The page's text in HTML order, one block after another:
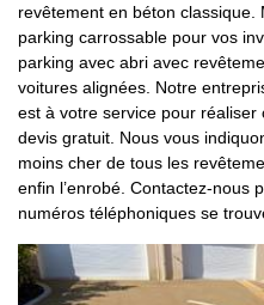
revêtement en béton
parking carrossable pour vos
parking avec abri avec
voitures alignées. Notre
est à votre service pour
devis gratuit. Nous vous
moins cher de tous les
enfin l’enrobé. Contactez-nous
numéros téléphoniques se